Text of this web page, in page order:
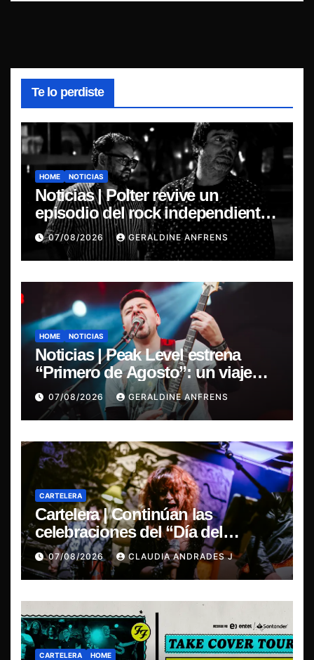
Te lo perdiste
HOME NOTICIAS
Noticias | Polter revive un
episodio del rock independiente
chileno con el lanzamiento de
“Esencial 2001–2026”
07/08/2026 GERALDINE ANFRENS
HOME NOTICIAS
Noticias | Peak Level estrena
“Primero de Agosto”: un viaje
sonoro por el duelo y la memoria.
07/08/2026 GERALDINE ANFRENS
CARTELERA
Cartelera | Continúan las
celebraciones del “Día del
Blues”, La Rox se presentará este
sábado en Concepción
07/08/2026 CLAUDIA ANDRADES J
CARTELERA HOME